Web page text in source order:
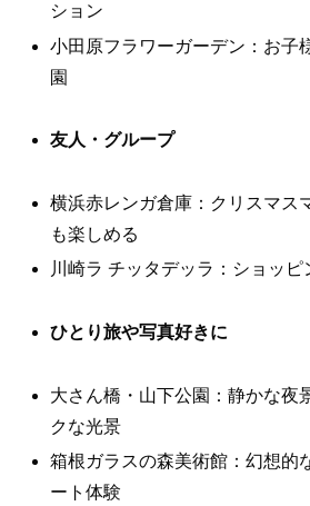
ション
小田原フラワーガーデン：お子
園
友人・グループ
横浜赤レンガ倉庫：クリスマス
も楽しめる
川崎ラ チッタデッラ：ショッ
ひとり旅や写真好きに
大さん橋・山下公園：静かな夜
クな光景
箱根ガラスの森美術館：幻想的
ート体験